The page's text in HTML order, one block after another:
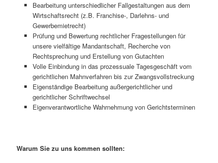
Bearbeitung unterschiedlicher Fallgestaltungen aus dem
Wirtschaftsrecht (z.B. Franchise-, Darlehns- und
Gewerbemietrecht)
Prüfung und Bewertung rechtlicher Fragestellungen für
unsere vielfältige Mandantschaft, Recherche von
Rechtsprechung und Erstellung von Gutachten
Volle Einbindung in das prozessuale Tagesgeschäft vom
gerichtlichen Mahnverfahren bis zur Zwangsvollstreckung
Eigenständige Bearbeitung außergerichtlicher und
gerichtlicher Schriftwechsel
Eigenverantwortliche Wahrnehmung von Gerichtsterminen
Warum Sie zu uns kommen sollten: